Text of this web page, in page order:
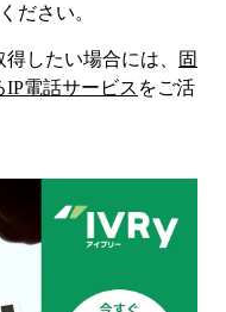
ださい。
得したい場合には、
固
IP電話サービス をご活